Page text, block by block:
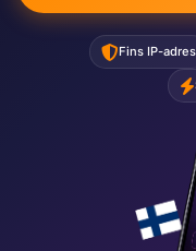
Fins IP-adres